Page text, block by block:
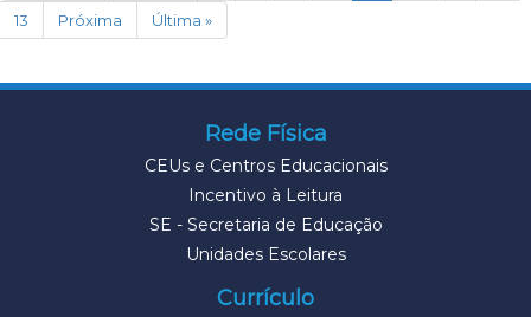
13
Próxima Última »
Rede Física
CEUs e Centros Educacionais
Incentivo à Leitura
SE - Secretaria de Educação
Unidades Escolares
Currículo